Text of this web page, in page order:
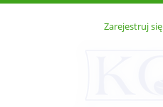
Zarejestruj się